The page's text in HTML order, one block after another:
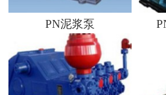
PN泥浆泵